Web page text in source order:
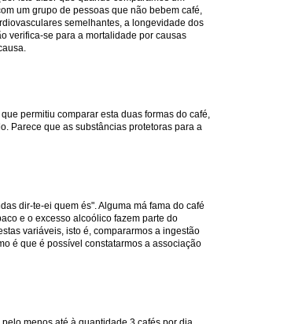
um grupo de pessoas que não bebem café,
semelhantes, a longevidade dos
verifica-se para a mortalidade por causas
permitiu comparar esta duas formas do café,
Parece que as substâncias protetoras para a
dir-te-ei quem és". Alguma má fama do café
e o excesso alcoólico fazem parte do
variáveis, isto é, compararmos a ingestão
é que é possível constatarmos a associação